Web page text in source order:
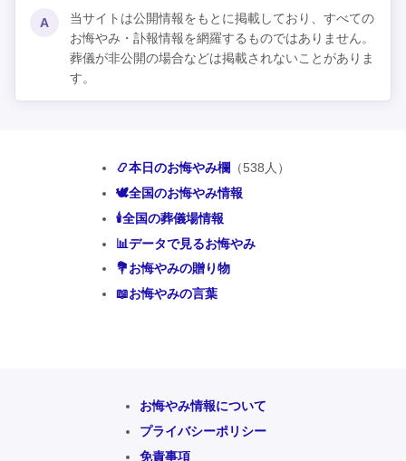
A
当サイトは公開情報をもとに掲載しており、すべての
お悔やみ・訃報情報を網羅するものではありません。
葬儀が非公開の場合などは掲載されないことがありま
す。
📿本日のお悔やみ欄 （538人）
🕊️全国のお悔やみ情報
🕯️全国の葬儀場情報
📊データで見るお悔やみ
💐お悔やみの贈り物
📖お悔やみの言葉
お悔やみ情報について
プライバシーポリシー
免責事項